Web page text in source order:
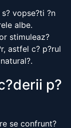
vopse?ti ?n
albe.
stimuleaz?
astfel c? p?rul
p?
se confrunt?